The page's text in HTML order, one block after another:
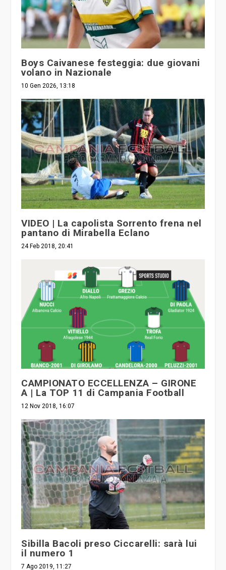
Boys Caivanese festeggia: due giovani
volano in Nazionale
VIDEO | La capolista Sorrento frena nel
pantano di Mirabella Eclano
24 Feb 2018, 20:41
CAMPIONATO ECCELLENZA – GIRONE
A | La TOP 11 di Campania Football
12 Nov 2018, 16:07
Sibilla Bacoli preso Ciccarelli: sarà lui
il numero 1
7 Ago 2019, 11:27